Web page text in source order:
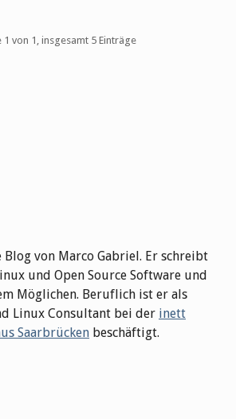
1 von 1, insgesamt 5 Einträge
Blog von Marco Gabriel. Er schreibt
und Open Source Software und
Möglichen. Beruflich ist er als
Linux Consultant bei der inett
Saarbrücken beschäftigt.